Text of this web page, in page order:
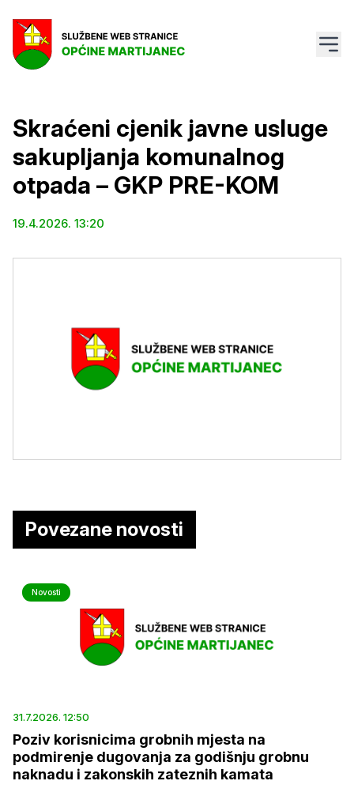
Skraćeni cjenik javne usluge
sakupljanja komunalnog
otpada – GKP PRE-KOM
19.4.2026. 13:20
Povezane novosti
Novosti
31.7.2026. 12:50
Poziv korisnicima grobnih mjesta na
podmirenje dugovanja za godišnju grobnu
naknadu i zakonskih zateznih kamata